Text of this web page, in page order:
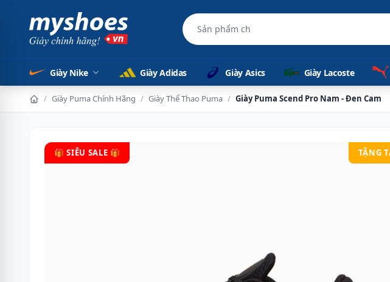
Sản phẩm chính hãng 100%
Giày Nike Giày Adidas Giày Asics Giày Lacoste
/ Giày Puma Chính Hãng / Giày Thể Thao Puma / Giày Puma Scend Pro Nam - Đen Cam
🎁 SIÊU SALE 🎁 TẶNG